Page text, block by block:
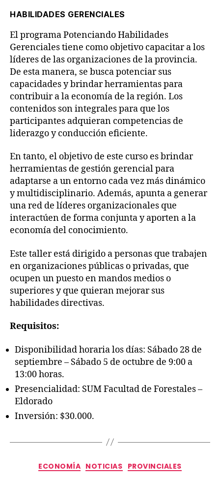
HABILIDADES GERENCIALES
El programa Potenciando Habilidades
Gerenciales tiene como objetivo capacitar a los
líderes de las organizaciones de la provincia.
De esta manera, se busca potenciar sus
capacidades y brindar herramientas para
contribuir a la economía de la región. Los
contenidos son integrales para que los
participantes adquieran competencias de
liderazgo y conducción eficiente.
En tanto, el objetivo de este curso es brindar
herramientas de gestión gerencial para
adaptarse a un entorno cada vez más dinámico
y multidisciplinario. Además, apunta a generar
una red de líderes organizacionales que
interactúen de forma conjunta y aporten a la
economía del conocimiento.
Este taller está dirigido a personas que trabajen
en organizaciones públicas o privadas, que
ocupen un puesto en mandos medios o
superiores y que quieran mejorar sus
habilidades directivas.
Requisitos:
Disponibilidad horaria los días: Sábado 28 de
septiembre – Sábado 5 de octubre de 9:00 a
13:00 horas.
Presencialidad: SUM Facultad de Forestales –
Eldorado
Inversión: $30.000.
ECONOMÍA NOTICIAS PROVINCIALES